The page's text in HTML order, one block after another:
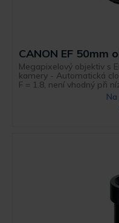
CANON EF 50mm
Megapixelový objektiv s
kamery - Automatická
F = 1.8, není vhodný při